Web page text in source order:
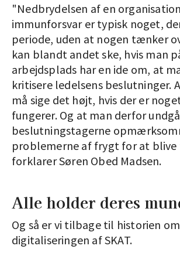
"Nedbrydelsen af en
immunforsvar er typisk noget,
periode, uden at nogen tænker
kan blandt andet ske, hvis man
arbejdsplads har en ide om, at
kritisere ledelsens beslutninger.
må sige det højt, hvis der er
fungerer. Og at man derfor
beslutningstagerne
problemerne af frygt for at blive
forklarer Søren Obed Madsen.
Alle holder deres
Og så er vi tilbage til historien om
digitaliseringen af SKAT.